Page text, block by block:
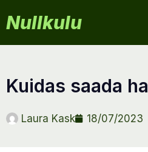
Nullkulu
kuidas saada
Laura Kask 18/07/2023